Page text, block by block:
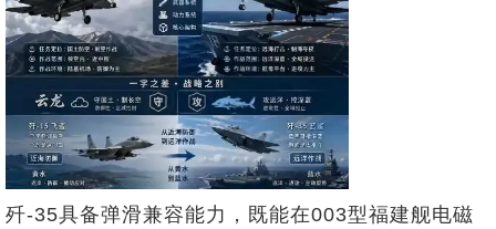
歼-35具备弹滑兼容能力，既能在003型福建舰电磁